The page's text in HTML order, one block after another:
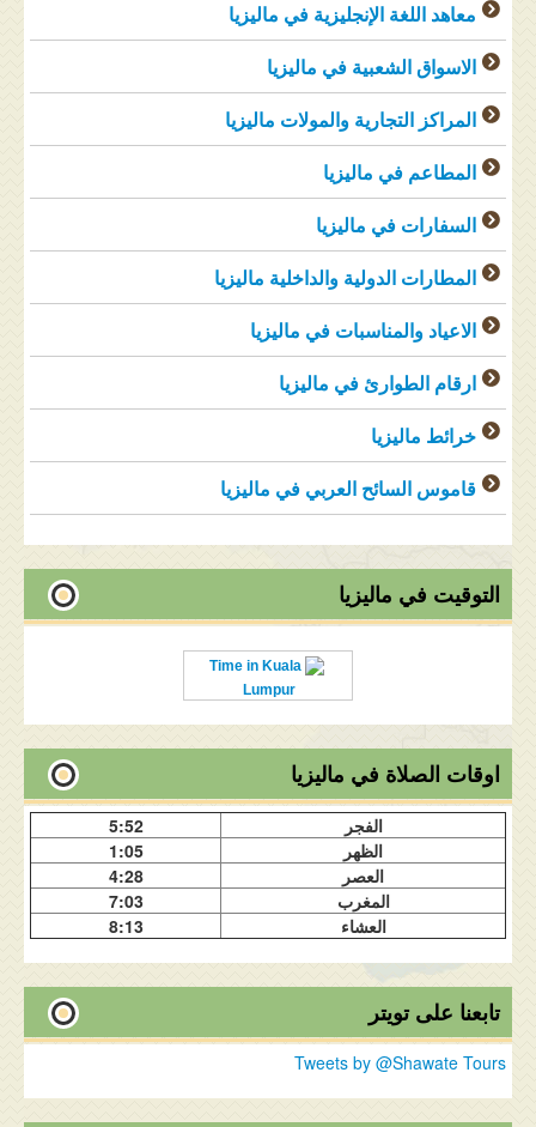
معاهد اللغة الإنجليزية في ماليزيا
الاسواق الشعبية في ماليزيا
المراكز التجارية والمولات ماليزيا
المطاعم في ماليزيا
السفارات في ماليزيا
المطارات الدولية والداخلية ماليزيا
الاعياد والمناسبات في ماليزيا
ارقام الطوارئ في ماليزيا
خرائط ماليزيا
قاموس السائح العربي في ماليزيا
التوقيت في ماليزيا
Time in Kuala
Lumpur
اوقات الصلاة في ماليزيا
الفجر
5:52
الظهر
1:05
العصر
4:28
المغرب
7:03
العشاء
8:13
تابعنا على تويتر
Tweets by @Shawate Tours